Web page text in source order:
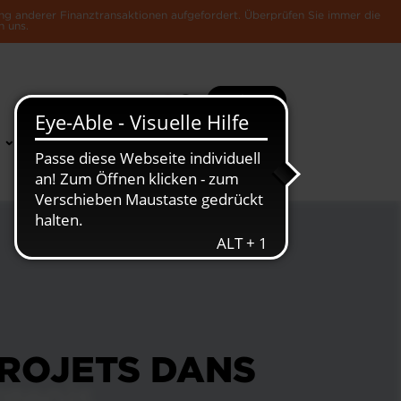
anderer Finanztransaktionen aufgefordert. Überprüfen Sie immer die
uns.
Suche Mehr
News &
Die Luxemburger
DANS